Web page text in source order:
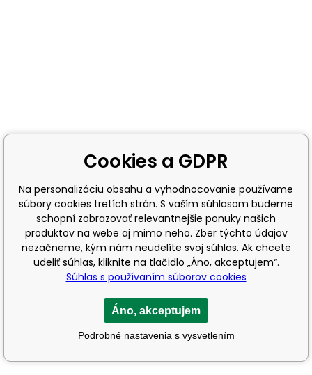
Cookies a GDPR
Na personalizáciu obsahu a vyhodnocovanie používame
súbory cookies tretích strán. S vaším súhlasom budeme
schopní zobrazovať relevantnejšie ponuky našich
produktov na webe aj mimo neho. Zber týchto údajov
nezačneme, kým nám neudelíte svoj súhlas. Ak chcete
udeliť súhlas, kliknite na tlačidlo „Áno, akceptujem“.
Súhlas s používaním súborov cookies
Áno, akceptujem
Podrobné nastavenia s vysvetlením